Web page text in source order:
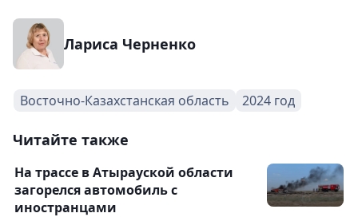
Лариса Черненко
Восточно-Казахстанская область 2024 год
Читайте также
На трассе в Атырауской области
загорелся автомобиль с
иностранцами